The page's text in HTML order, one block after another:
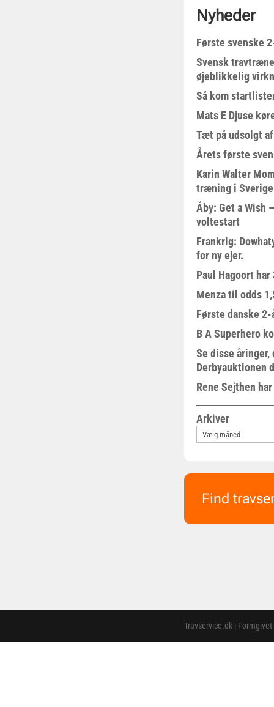
Nyheder
Første svenske
Svensk
øjeblikkelig
Så kom
Mats E Djuse
Tæt på udsolgt
Årets første
Karin Walter
træning i Sverige
Åby: Get a Wish
voltestart
Frankrig:
for ny ejer.
Paul Hagoort
Menza til odds
Første danske
B A Superhero
Se disse
Derbyauktionen
Rene Sejthen
Arkiver
Find
Travservice.dk |